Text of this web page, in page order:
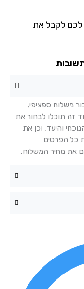
לקבל את
ספציפי,
תוכלו לבחור את
והיעד, וכן את
מחיר המשלוח.